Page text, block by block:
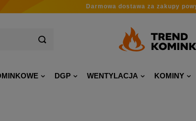
Darmowa dostawa za zakupy
DGP WENTYLACJA KOMINY